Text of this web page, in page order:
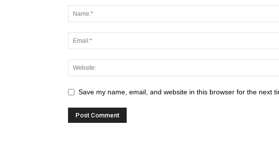
Save my name, email, and website in this browser for the next